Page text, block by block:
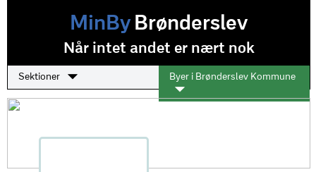
MinByBrønderslev
Når intet andet er nært nok
Sektioner Byer i Brønderslev Kommune